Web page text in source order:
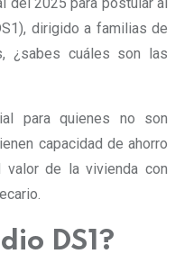
dirigido a familias de
¿sabes cuáles son las
para quienes no son
capacidad de ahorro
de la vivienda con
DS1?